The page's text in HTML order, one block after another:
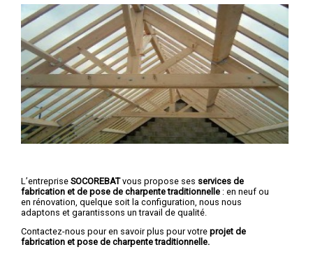
L’entreprise SOCOREBATvous propose ses services de
fabrication et de pose de charpente traditionnelle : en neuf ou
en rénovation, quelque soit la configuration, nous nous
adaptons et garantissons un travail de qualité.
Contactez-nous pour en savoir plus pour votre projet de
fabrication et pose de charpente traditionnelle.